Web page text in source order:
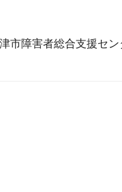
市障害者総合支援セン